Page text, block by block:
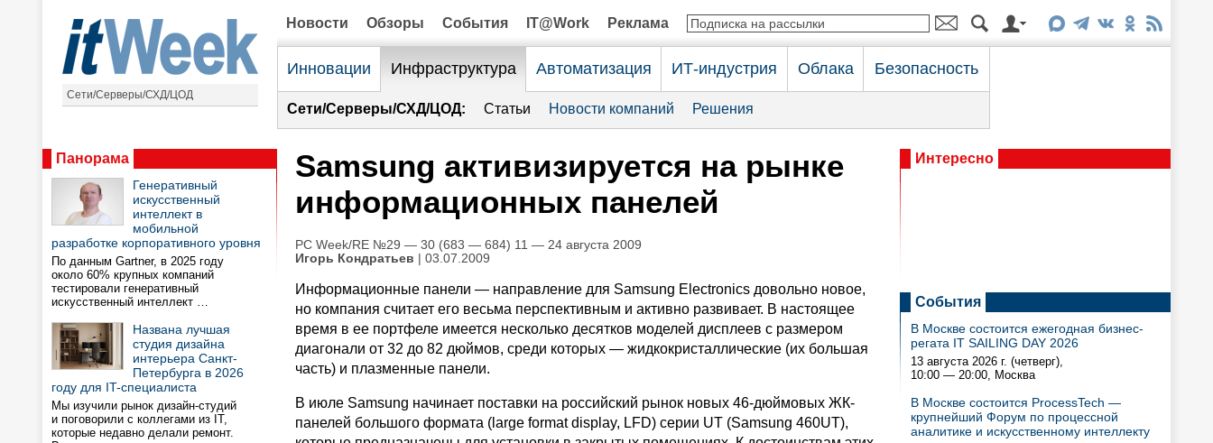
Сети/Серверы/СХД/ЦОД
Новости Обзоры События IT@Work Реклама
Инновации Инфраструктура Автоматизация ИТ-индустрия Облака Безопасность
Сети/Серверы/СХД/ЦОД: Статьи Новости компаний Решения
Панорама
Генеративный
искусственный
интеллект в
мобильной
разработке корпоративного уровня
По данным Gartner, в 2025 году
около 60% крупных компаний
тестировали генеративный
искусственный интеллект …
Названа лучшая
студия дизайна
интерьера Санкт-
Петербурга в 2026
году для IT-специалиста
Мы изучили рынок дизайн-студий
и поговорили с коллегами из IT,
которые недавно делали ремонт.
Samsung активизируется на рынке
информационных панелей
PC Week/RE №29 — 30 (683 — 684) 11 — 24 августа 2009
Игорь Кондратьев | 03.07.2009
Информационные панели — направление для Samsung Electronics довольно новое,
но компания считает его весьма перспективным и активно развивает. В настоящее
время в ее портфеле имеется несколько десятков моделей дисплеев с размером
диагонали от 32 до 82 дюймов, среди которых — жидкокристаллические (их большая
часть) и плазменные панели.
В июле Samsung начинает поставки на российский рынок новых 46-дюймовых ЖК-
панелей большого формата (large format display, LFD) серии UT (Samsung 460UT),
Интересно
События
В Москве состоится ежегодная бизнес-
регата IT SAILING DAY 2026
13 августа 2026 г. (четверг),
10:00 — 20:00, Москва
В Москве состоится ProcessTech —
крупнейший Форум по процессной
аналитике и искусственному интеллекту